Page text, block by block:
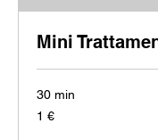
Mini
30 min
1
euro
1 €